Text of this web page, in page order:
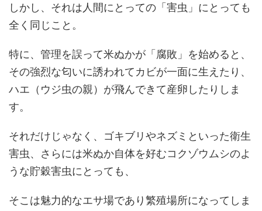
しかし、それは人間にとっての「害虫」にとっても
全く同じこと。
特に、管理を誤って米ぬかが「腐敗」を始めると、
その強烈な匂いに誘われてカビが一面に生えたり、
ハエ（ウジ虫の親）が飛んできて産卵したりしま
す。
それだけじゃなく、ゴキブリやネズミといった衛生
害虫、さらには米ぬか自体を好むコクゾウムシのよ
うな貯穀害虫にとっても、
そこは魅力的なエサ場であり繁殖場所になってしま